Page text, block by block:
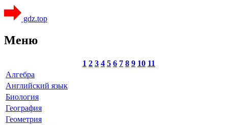
gdz.top
Меню
1 2 3 4 5 6 7 8 9 10 11
Алгебра
Английский язык
Биология
География
Геометрия